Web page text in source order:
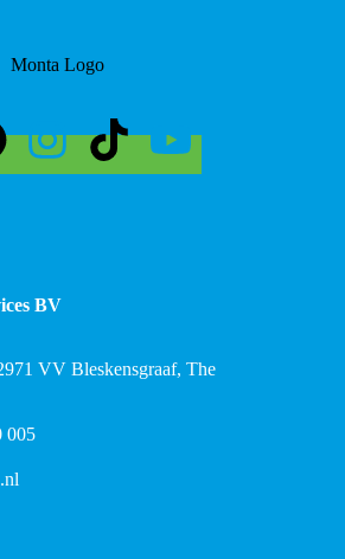
BV
VV Bleskensgraaf, The
005